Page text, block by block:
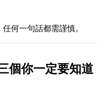
何一句話都需謹慎。
個你一定要知道